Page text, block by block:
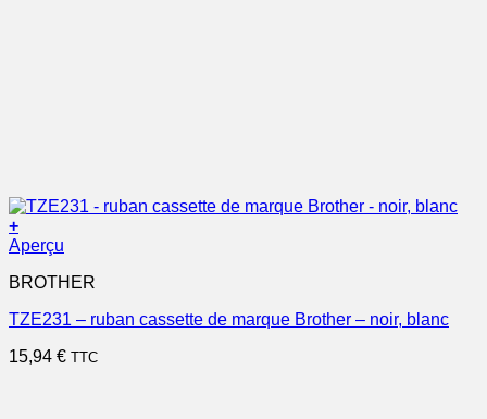
+
Aperçu
BROTHER
TZE231 – ruban cassette de marque Brother – noir, blanc
15,94 € TTC